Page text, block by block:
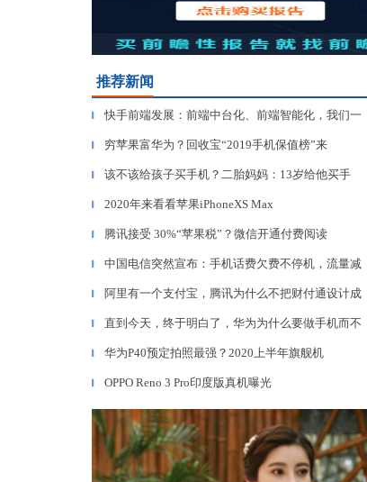
推荐新闻
▎ 快手前端发展：前端中台化、前端智能化，我们一
▎ 穷苹果富华为？回收宝“2019手机保值榜”来
▎ 该不该给孩子买手机？二胎妈妈：13岁给他买手
▎ 2020年来看看苹果iPhoneXS Max
▎ 腾讯接受 30%“苹果税”？微信开通付费阅读
▎ 中国电信突然宣布：手机话费欠费不停机，流量减
▎ 阿里有一个支付宝，腾讯为什么不把财付通设计成
▎ 直到今天，终于明白了，华为为什么要做手机而不
▎ 华为P40预定拍照最强？2020上半年旗舰机
▎ OPPO Reno 3 Pro印度版真机曝光